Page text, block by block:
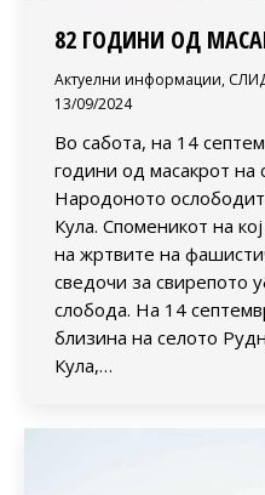
82 ГОДИНИ ОД
Актуелни информации,
13/09/2024
Во сабота, на 14
години од масакрот
Народоното
Кула. Споменикот на
на жртвите на
сведочи за свирепото
слобода. На 14
близина на селото
Кула,…